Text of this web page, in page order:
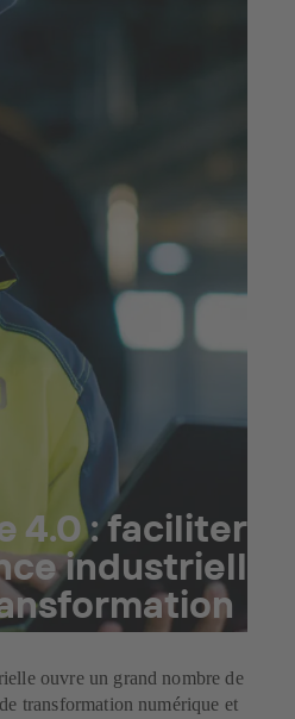
4.0 : faciliter
industrielle
ouvre un grand nombre de
transformation numérique et